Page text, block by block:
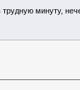
минуту,